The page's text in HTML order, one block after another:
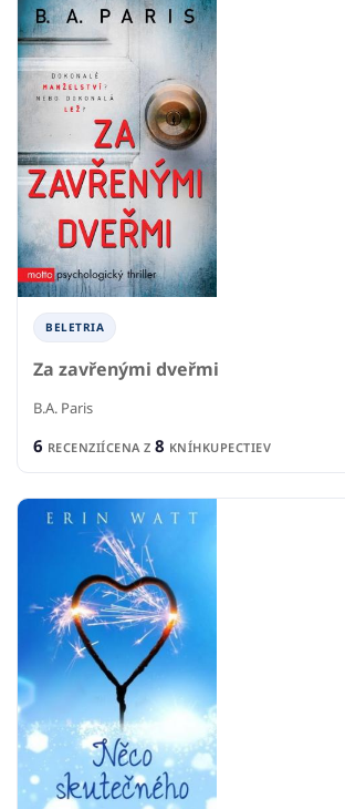
BELETRIA
Za zavřenými dveřmi
B.A. Paris
6 RECENZIÍCENA Z 8 KNÍHKUPECTIEV